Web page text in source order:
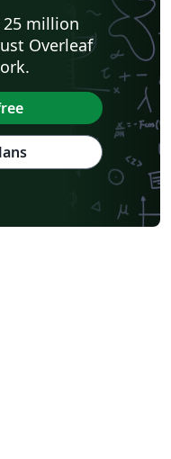
25 million
Overleaf